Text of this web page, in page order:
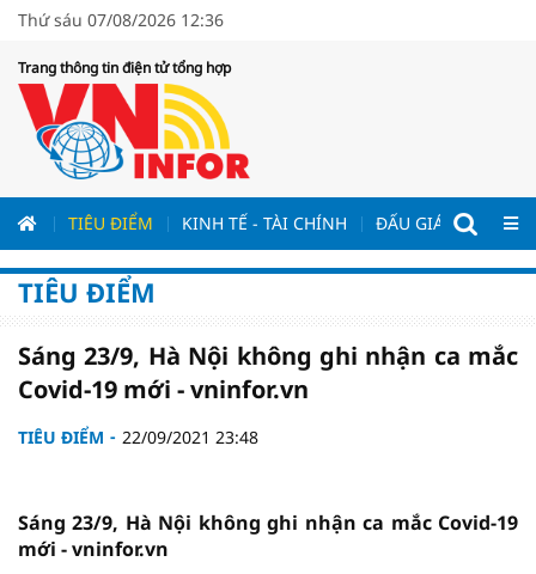
Thứ sáu 07/08/2026 12:36
Trang thông tin điện tử tổng hợp
TIÊU ĐIỂM KINH TẾ - TÀI CHÍNH ĐẤU GIÁ - ĐẤU
TIÊU ĐIỂM
Sáng 23/9, Hà Nội không ghi nhận ca mắc
Covid-19 mới - vninfor.vn
TIÊU ĐIỂM 22/09/2021 23:48
Sáng 23/9, Hà Nội không ghi nhận ca mắc Covid-19
mới - vninfor.vn